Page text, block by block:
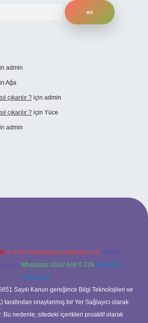
admin
Ağa
çıkarılır ? için admin
çıkarılır ? için Yüce
admin
E-mail: backlinkpaneli@gmail.com Teams:
Whatsapp: 0262 606 0 726 Telegram:
@karabul
Sayılı Kanun gereğince Bilgi Teknolojileri ve
tarafından onaylanmış bir Yer Sağlayıcı olarak
Bu nedenle, sitedeki içerikleri proaktif olarak